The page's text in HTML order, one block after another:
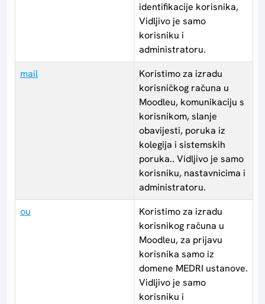
identifikacije korisnika,
Vidljivo je samo
korisniku i
administratoru.
mail
Koristimo za izradu
korisničkog računa u
Moodleu, komunikaciju s
korisnikom, slanje
obavijesti, poruka iz
kolegija i sistemskih
poruka.. Vidljivo je samo
korisniku, nastavnicima i
administratoru.
ou
Koristimo za izradu
korisnikog računa u
Moodleu, za prijavu
korisnika samo iz
domene MEDRI ustanove.
Vidljivo je samo
korisniku i